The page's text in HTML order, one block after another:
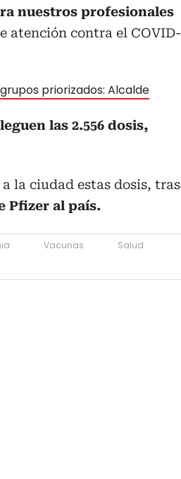
nuestros profesionales
atención contra el COVID-
priorizados: Alcalde
las 2.556 dosis,
la ciudad estas dosis, tras
Pfizer al país.
Vacunas
Salud